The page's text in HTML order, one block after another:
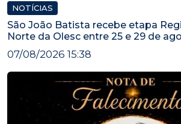
NOTÍCIAS
São João Batista recebe etapa
Norte da Olesc entre 25 e 29 de
07/08/2026 15:38